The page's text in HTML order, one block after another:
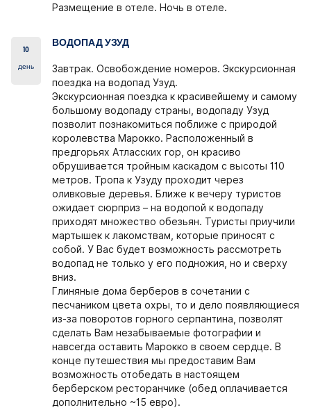
Размещение в отеле. Ночь в отеле.
10
день
ВОДОПАД УЗУД
Завтрак. Освобождение номеров.Экскурсионная
поездка на водопад Узуд.
Экскурсионная поездка к красивейшему и самому
большому водопаду страны, водопаду Узуд
позволит познакомиться поближе с природой
королевства Марокко. Расположенный в
предгорьях Атласских гор, он красиво
обрушивается тройным каскадом с высоты 110
метров. Тропа к Узуду проходит через
оливковые деревья. Ближе к вечеру туристов
ожидает сюрприз – на водопой к водопаду
приходят множество обезьян. Туристы приучили
мартышек к лакомствам, которые приносят с
собой. У Вас будет возможность рассмотреть
водопад не только у его подножия, но и сверху
вниз.
Глиняные дома берберов в сочетании с
песчаником цвета охры, то и дело появляющиеся
из-за поворотов горного серпантина, позволят
сделать Вам незабываемые фотографии и
навсегда оставить Марокко в своем сердце. В
конце путешествия мы предоставим Вам
возможность отобедать в настоящем
берберском ресторанчике (обед оплачивается
дополнительно ~15 евро).